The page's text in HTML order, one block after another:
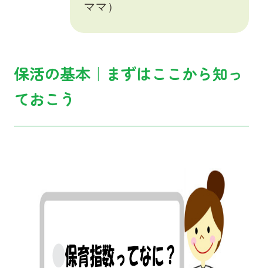
ママ）
保活の基本｜まずはここから知っ
ておこう